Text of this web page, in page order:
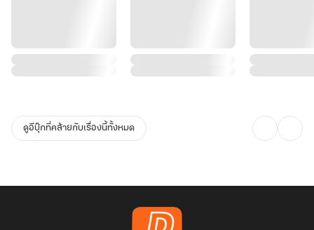
ดูอีบุ๊กที่คล้ายกับเรื่องนี้ทั้งหมด